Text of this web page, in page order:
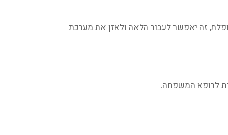
זה יאפשר לעבור הלאה ולאזן את מערכת
לרופא המשפחה.